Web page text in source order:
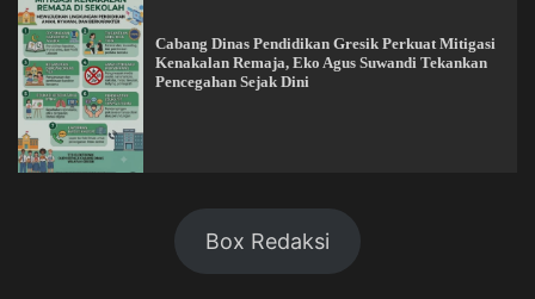
Cabang Dinas Pendidikan Gresik Perkuat Mitigasi
Kenakalan Remaja, Eko Agus Suwandi Tekankan
Pencegahan Sejak Dini
Box Redaksi